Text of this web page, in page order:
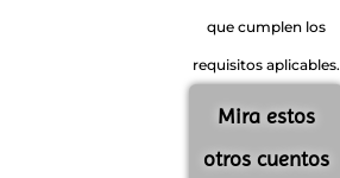
que cumplen los
requisitos aplicables.
Mira estos
otros cuentos